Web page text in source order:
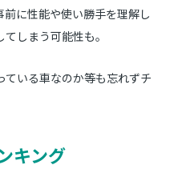
に性能や使い勝手を理解し
しまう可能性も。
ている車なのか等も忘れずチ